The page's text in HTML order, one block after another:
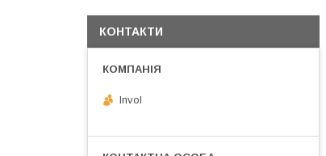
КОНТАКТИ
Invol